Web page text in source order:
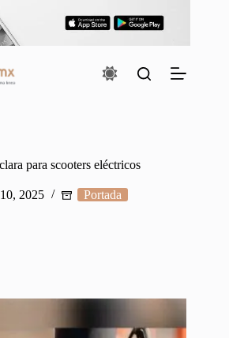
para scooters eléctricos
2025 Portada